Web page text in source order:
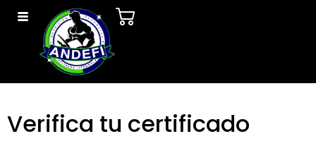
Verifica tu certificado